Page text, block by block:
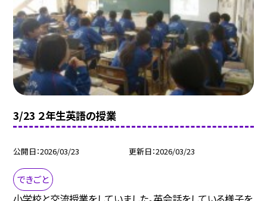
3/23 ２年生英語の授業
公開日 2026/03/23 更新日 2026/03/23
できごと